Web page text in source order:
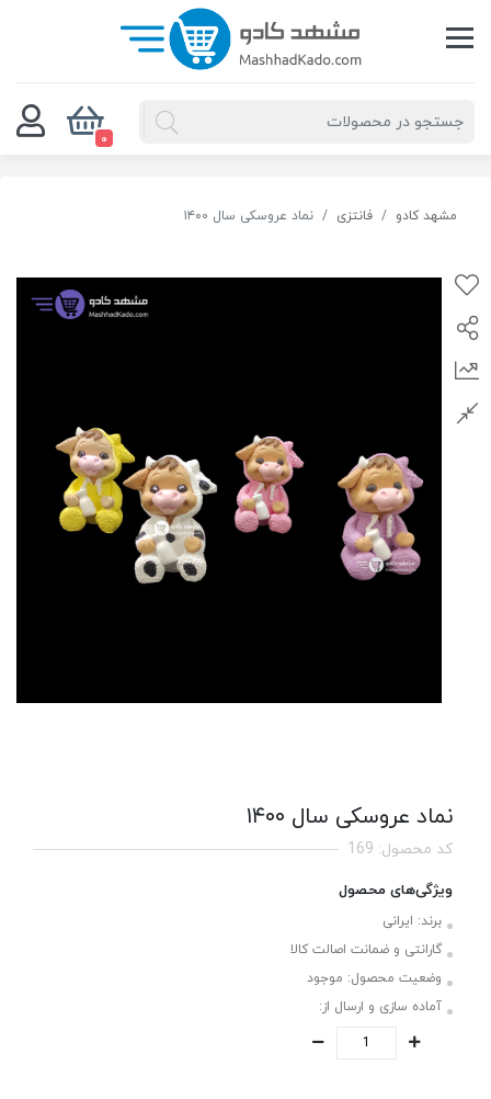
0
مشهد کادو فانتزی نماد عروسکی سال ۱۴۰۰
نماد عروسکی سال ۱۴۰۰
کد محصول: 169
ویژگی‌های محصول
برند: ایرانی
گارانتی و ضمانت اصالت کالا
وضعیت محصول: موجود
آماده سازی و ارسال از: